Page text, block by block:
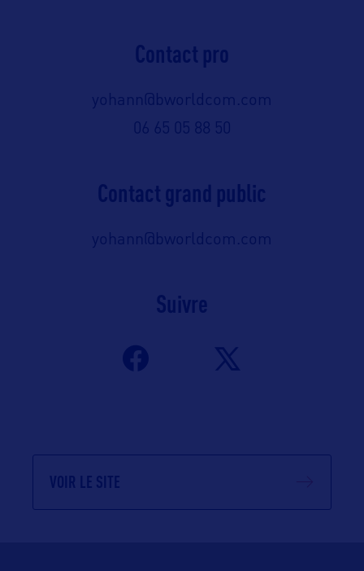
Contact pro
yohann@bworldcom.com
06 65 05 88 50
Contact grand public
yohann@bworldcom.com
Suivre
VOIR LE SITE